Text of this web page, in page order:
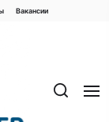
Вакaнсии